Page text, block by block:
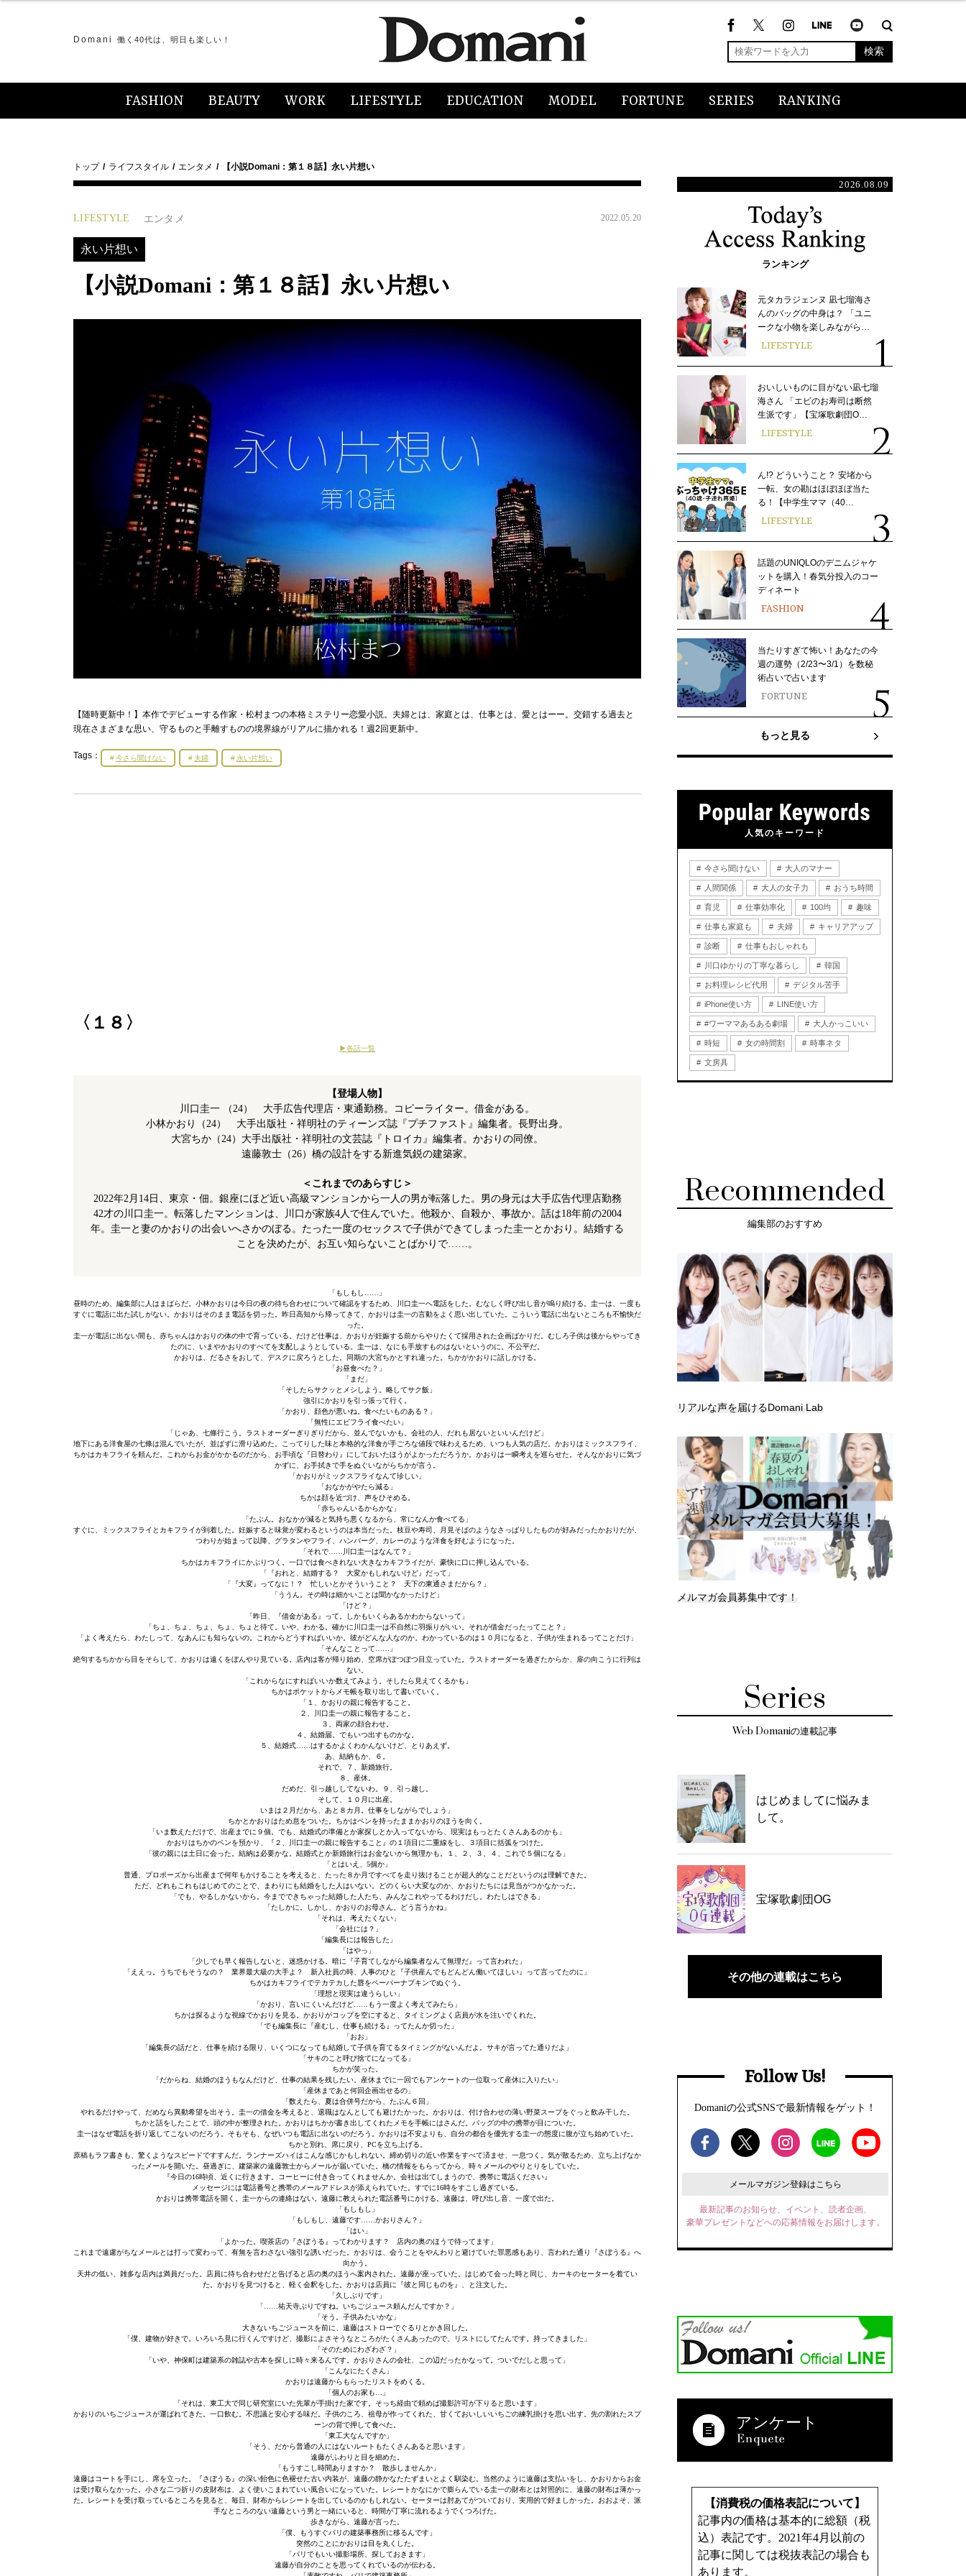
Domani 働く40代は、明日も楽しい！
検索
FASHION BEAUTY WORK LIFESTYLE EDUCATION MODEL FORTUNE SERIES RANKING
トップ ライフスタイル エンタメ 【小説Domani：第１８話】永い片想い
LIFESTYLE エンタメ 2022.05.20
永い片想い
【小説Domani：第１８話】永い片想い
【随時更新中！】本作でデビューする作家・松村まつの本格ミステリー恋愛小説。夫婦とは、家庭とは、仕事とは、愛とはーー。交錯する過去と
現在さまざまな思い、守るものと手離すものの境界線がリアルに描かれる！週2回更新中。
Tags： 今さら聞けない 夫婦 永い片想い
〈１８〉
▶︎各話一覧
【登場人物】
川口圭一 （24） 大手広告代理店・東通勤務。コピーライター。借金がある。
小林かおり（24） 大手出版社・祥明社のティーンズ誌『プチファスト』編集者。長野出身。
大宮ちか（24）大手出版社・祥明社の文芸誌『トロイカ』編集者。かおりの同僚。
遠藤敦士（26）橋の設計をする新進気鋭の建築家。
＜これまでのあらすじ＞
2022年2月14日、東京・佃。銀座にほど近い高級マンションから一人の男が転落した。男の身元は大手広告代理店勤務
42才の川口圭一。転落したマンションは、川口が家族4人で住んでいた。他殺か、自殺か、事故か。話は18年前の2004
年。圭一と妻のかおりの出会いへさかのぼる。たった一度のセックスで子供ができてしまった圭一とかおり。結婚する
ことを決めたが、お互い知らないことばかりで……。
「もしもし……」
昼時のため、編集部に人はまばらだ。小林かおりは今日の夜の待ち合わせについて確認をするため、川口圭一へ電話をした。むなしく呼び出し音が鳴り続ける。圭一は、一度も
すぐに電話に出た試しがない。かおりはそのまま電話を切った。昨日高知から帰ってきて、かおりは圭一の言動をよく思い出していた。こういう電話に出ないところも不愉快だ
った。
圭一が電話に出ない間も、赤ちゃんはかおりの体の中で育っている。だけど仕事は、かおりが妊娠する前からやりたくて採用された企画ばかりだ。むしろ子供は後からやってき
たのに、いまやかおりのすべてを支配しようとしている。圭一は、なにも手放すものはないというのに。不公平だ。
かおりは、だるさをおして、デスクに戻ろうとした。同期の大宮ちかとすれ違った。ちかがかおりに話しかける。
「お昼食べた？」
「まだ」
「そしたらサクッとメシしよう。略してサク飯」
強引にかおりを引っ張って行く。
「かおり、顔色が悪いね。食べたいものある？」
「無性にエビフライ食べたい」
「じゃあ、七條行こう。ラストオーダーぎりぎりだから、並んでないかも。会社の人、だれも居ないといいんだけど」
地下にある洋食屋の七條は混んでいたが、並ばずに滑り込めた。こってりした味と本格的な洋食が手ごろな値段で味わえるため、いつも人気の店だ。かおりはミックスフライ、
ちかはカキフライを頼んだ。これからお金がかかるのだから、お手頃な『日替わり』にしておいたほうがよかっただろうか。かおりは一瞬考えを巡らせた。そんなかおりに気づ
かずに、お手拭きで手をぬぐいながらちかが言う。
「かおりがミックスフライなんて珍しい」
「おなかがやたら減る」
ちかは顔を近づけ、声をひそめる。
「赤ちゃんいるからかな」
「たぶん。おなかが減ると気持ち悪くなるから、常になんか食べてる」
すぐに、ミックスフライとカキフライが到着した。妊娠すると味覚が変わるというのは本当だった。枝豆や寿司、月見そばのようなさっぱりしたものが好みだったかおりだが、
つわりが始まって以降、グラタンやフライ、ハンバーグ、カレーのような洋食を好むようになった。
「それで……川口圭一はなんて？」
ちかはカキフライにかぶりつく。一口では食べきれない大きなカキフライだが、豪快に口に押し込んでいる。
「『おれと、結婚する？ 大変かもしれないけど』だって」
「『大変』ってなに！？ 忙しいとかそういうこと？ 天下の東通さまだから？」
「ううん。その時は細かいことは聞かなかったけど」
「けど？」
「昨日、『借金がある』って。しかもいくらあるかわからないって」
「ちょ、ちょ、ちょ、ちょ、ちょと待て。いや、わかる。確かに川口圭一は不自然に羽振りがいい。それが借金だったってこと？」
「よく考えたら、わたしって、なあんにも知らないの。これからどうすればいいか。彼がどんな人なのか。わかっているのは１０月になると、子供が生まれるってことだけ」
「そんなことって……」
絶句するちかから目をそらして、かおりは遠くをぼんやり見ている。店内は客が帰り始め、空席がぽつぽつ目立っていた。ラストオーダーを過ぎたからか、扉の向こうに行列は
ない。
「これからなにすればいいか数えてみよう。そしたら見えてくるかも」
ちかはポケットからメモ帳を取り出して書いていく。
「１、かおりの親に報告すること。
２、川口圭一の親に報告すること。
３、両家の顔合わせ。
４、結婚届。でもいつ出すものかな。
５、結婚式……はするかよくわかんないけど、とりあえず。
あ、結納もか、６。
それで、７、新婚旅行。
８、産休。
だめだ、引っ越ししてないわ。９、引っ越し。
そして、１０月に出産。
いまは２月だから、あと８カ月。仕事をしながらでしょう」
ちかとかおりはため息をついた。ちかはペンを持ったままかおりのほうを向く。
「いま数えただけで、出産までに９個。でも、結婚式の準備とか家探しとか入ってないから、現実はもっとたくさんあるのかも」
かおりはちかのペンを預かり、『２、川口圭一の親に報告すること』の１項目に二重線をし、３項目に括弧をつけた。
「彼の親には土日に会った。結納は必要かな。結婚式とか新婚旅行はお金ないから無理かも。１、２、３、４、これで５個になる」
「とはいえ、5個か」
普通、プロポーズから出産まで何年もかけることを考えると、たった８か月ですべてを走り抜けることが超人的なことだというのは理解できた。
ただ、どれもこれもはじめてのことで、まわりにも結婚をした人はいない。どのくらい大変なのか、かおりたちには見当がつかなかった。
「でも、やるしかないから。今までできちゃった結婚した人たち、みんなこれやってるわけだし。わたしはできる」
「たしかに。しかし、かおりのお母さん、どう言うかね」
「それは、考えたくない」
「会社には？」
「編集長には報告した」
「はやっ」
「少しでも早く報告しないと、迷惑かける。暗に『子育てしながら編集者なんて無理だ』って言われた」
「ええっ。うちでもそうなの？ 業界最大級の大手よ？ 新入社員の時、人事のひと『子供産んでもどんどん働いてほしい』って言ってたのに」
ちかはカキフライでテカテカした唇をペーパーナプキンでぬぐう。
「理想と現実は違うらしい」
「かおり、言いにくいんだけど……もう一度よく考えてみたら」
ちかは探るような視線でかおりを見る。かおりがコップを空にすると、タイミングよく店員が水を注いでくれた。
「でも編集長に『産むし、仕事も続ける』ってたんか切った」
「おお」
「編集長の話だと、仕事を続ける限り、いくつになっても結婚して子供を育てるタイミングがないんだよ。サキが言ってた通りだよ」
「サキのこと呼び捨てになってる」
ちかが笑った。
「だからね、結婚のほうもなんだけど、仕事の結果を残したい。産休までに一回でもアンケートの一位取って産休に入りたい」
「産休まであと何回企画出せるの」
「数えたら、夏は合併号だから、たぶん６回」
やれるだけやって、だめなら異動希望を出そう。圭一の借金を考えると、退職はなんとしても避けたかった。かおりは、付け合わせの薄い野菜スープをぐっと飲み干した。
ちかと話をしたことで、頭の中が整理された。かおりはちかが書き出してくれたメモを手帳にはさんだ。バッグの中の携帯が目についた。
圭一はなぜ電話を折り返してこないのだろう。そもそも、なぜいつも電話に出ないのだろう。かおりは不安よりも、自分の都合を優先する圭一の態度に腹が立ち始めていた。
ちかと別れ、席に戻り、PCを立ち上げる。
原稿もラフ書きも、驚くようなスピードですすんだ。ランナーズハイはこんな感じかもしれない。締め切りの近い作業をすべて済ませ、一息つく。気が散るため、立ち上げなか
ったメールを開いた。昼過ぎに、建築家の遠藤敦士からメールが届いていた。橋の情報をもらってから、時々メールのやりとりをしていた。
『今日の16時頃、近くに行きます。コーヒーに付き合ってくれませんか。会社は出てしまうので、携帯に電話ください』
メッセージには電話番号と携帯のメールアドレスが添えられていた。すでに16時をすこし過ぎている。
かおりは携帯電話を開く。圭一からの連絡はない。遠藤に教えられた電話番号にかける。遠藤は、呼び出し音、一度で出た。
「もしもし」
「もしもし、遠藤です……かおりさん？」
「はい」
「よかった。喫茶店の『さぼうる』ってわかります？ 店内の奥のほうで待ってます」
これまで遠慮がちなメールとは打って変わって、有無を言わさない強引な誘いだった。かおりは、会うことをやんわりと避けていた罪悪感もあり、言われた通り『さぼうる』へ
向かう。
天井の低い、雑多な店内は満員だった。店員に待ち合わせだと告げると店の奥のほうへ案内された。遠藤が座っていた。はじめて会った時と同じ、カーキのセーターを着てい
た。かおりを見つけると、軽く会釈をした。かおりは店員に『彼と同じものを』、と注文した。
「久しぶりです」
「……祐天寺ぶりですね。いちごジュース頼んだんですか？」
「そう。子供みたいかな」
大きないちごジュースを前に、遠藤はストローでぐるりとかき回した。
「僕、建物が好きで。いろいろ見に行くんですけど、撮影によさそうなところがたくさんあったので、リストにしてたんです。持ってきました」
「そのためにわざわざ？」
「いや、神保町は建築系の雑誌や古本を探しに時々来るんです。かおりさんの会社、この辺だったかなって。ついでだしと思って」
「こんなにたくさん」
かおりは遠藤からもらったリストをめくる。
「個人のお家も…」
「それは、東工大で同じ研究室にいた先輩が手掛けた家です。そっち経由で頼めば撮影許可が下りると思います」
かおりのいちごジュースが運ばれてきた。一口飲む。不思議と安心する味だ。子供のころ、祖母が作ってくれた、甘くておいしいいちごの練乳掛けを思い出す。先の割れたスプ
ーンの背で押して食べた。
「東工大なんですか」
「そう、だから普通の人にはないルートもたくさんあると思います」
遠藤がふわりと目を細めた。
「もうすこし時間ありますか？ 散歩しませんか」
遠藤はコートを手にし、席を立った。『さぼうる』の深い飴色に色褪せた古い内装が、遠藤の静かなたたずまいとよく馴染む。当然のように遠藤は支払いをし、かおりからお金
は受け取らなかった。小さな二つ折りの皮財布は、よく使いこまれていい風合いになっていた。レシートかなにかで膨らんでいる圭一の財布とは対照的に、遠藤の財布は薄かっ
た。レシートを受け取っているところを見ると、毎日、財布からレシートを出しているのかもしれない。セーターは肘あてがついており、実用的で好ましかった。おおよそ、派
手なところのない遠藤という男と一緒にいると、時間が丁寧に流れるようでくつろげた。
歩きながら、遠藤が言った。
「僕、もうすぐパリの建築事務所に移るんです」
突然のことにかおりは目を丸くした。
「パリでもいい撮影場所、探しておきます」
遠藤が自分のことを思ってくれているのが伝わる。
2026.08.09
ランキング
元タカラジェンヌ 凪七瑠海さ
んのバッグの中身は？ 「ユニ
ークな小物を楽しみながら…
LIFESTYLE
おいしいものに目がない凪七瑠
海さん 「エビのお寿司は断然
生派です」【宝塚歌劇団O…
LIFESTYLE
ん!? どういうこと？ 安堵から
一転、女の勘はほぼほぼ当た
る！【中学生ママ（40…
LIFESTYLE
話題のUNIQLOのデニムジャケ
ットを購入！春気分投入のコー
ディネート
FASHION
当たりすぎて怖い！あなたの今
週の運勢（2/23〜3/1）を数秘
術占いで占います
FORTUNE
もっと見る
人気のキーワード
今さら聞けない 大人のマナー
人間関係 大人の女子力 おうち時間
育児 仕事効率化 100均 趣味
仕事も家庭も 夫婦 キャリアアップ
診断 仕事もおしゃれも
川口ゆかりの丁寧な暮らし 韓国
お料理レシピ代用 デジタル苦手
iPhone使い方 LINE使い方
#ワーママあるある劇場 大人かっこいい
時短 女の時間割 時事ネタ
文房具
Recommended
編集部のおすすめ
リアルな声を届けるDomani Lab
メルマガ会員募集中です！
Series
Web Domaniの連載記事
はじめましてに悩みま
して。
宝塚歌劇団OG
その他の連載はこちら
Follow Us!
Domaniの公式SNSで最新情報をゲット！
メールマガジン登録はこちら
最新記事のお知らせ、イベント、読者企画、
豪華プレゼントなどへの応募情報をお届けします。
アンケート
【消費税の価格表記について】
記事内の価格は基本的に総額（税
込）表記です。2021年4月以前の
記事に関しては税抜表記の場合も
あります。